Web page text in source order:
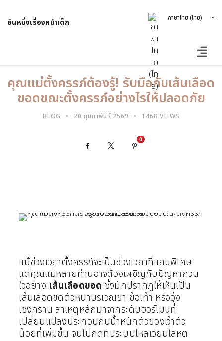
ยืนหนึ่งเรื่องหน้าเด็ก ภาษาไทย (ไทย)
คุณแม่ตั้งครรภ์ต้องรู้! รับมือกับเส้นเลือด
ขอดขณะตั้งครรภ์อย่างไรให้ปลอดภัย
20 กุมภาพันธ์ 2569
BLOG 1468 VIEWS
Facebook
0
แม้ช่วงเวลาตั้งครรภ์จะเป็นช่วงเวลาที่แสนพิเศษ
แต่คุณแม่หลายท่านอาจต้องเผชิญกับปัญหากวน
ใจอย่าง เส้นเลือดขอด ซึ่งมักปรากฏให้เห็นเป็น
เส้นเลือดขดตัวหนาบริเวณขา ข้อเท้า หรืออุ้ง
เชิงกราน สาเหตุหลักมาจากระดับฮอร์โมนที่
เปลี่ยนแปลงประกอบกับน้ำหนักตัวของเจ้าตัว
น้อยที่เพิ่มขึ้น จนไปกดทับระบบไหลเวียนโลหิต